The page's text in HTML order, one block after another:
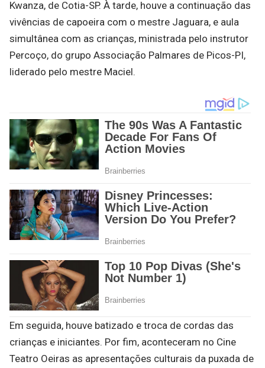
Kwanza, de Cotia-SP. À tarde, houve a continuação das
vivências de capoeira com o mestre Jaguara, e aula
simultânea com as crianças, ministrada pelo instrutor
Percoço, do grupo Associação Palmares de Picos-PI,
liderado pelo mestre Maciel.
Em seguida, houve batizado e troca de cordas das
crianças e iniciantes. Por fim, aconteceram no Cine
Teatro Oeiras as apresentações culturais da puxada de